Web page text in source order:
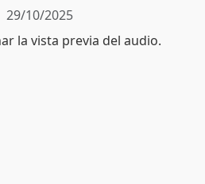
29/10/2025